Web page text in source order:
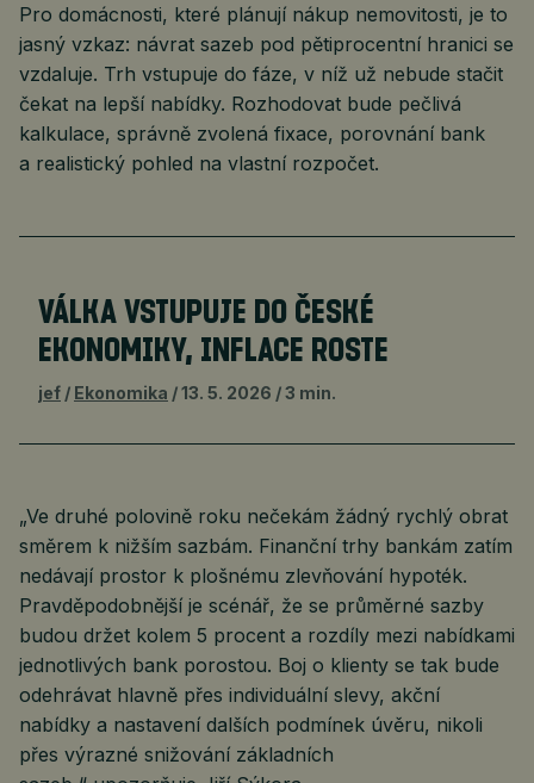
Pro domácnosti, které plánují nákup nemovitosti, je to
jasný vzkaz: návrat sazeb pod pětiprocentní hranici se
vzdaluje. Trh vstupuje do fáze, v níž už nebude stačit
čekat na lepší nabídky. Rozhodovat bude pečlivá
kalkulace, správně zvolená fixace, porovnání bank
a realistický pohled na vlastní rozpočet.
VÁLKA VSTUPUJE DO ČESKÉ
EKONOMIKY, INFLACE ROSTE
jef Ekonomika 13. 5. 2026 3 min.
„Ve druhé polovině roku nečekám žádný rychlý obrat
směrem k nižším sazbám. Finanční trhy bankám zatím
nedávají prostor k plošnému zlevňování hypoték.
Pravděpodobnější je scénář, že se průměrné sazby
budou držet kolem 5 procent a rozdíly mezi nabídkami
jednotlivých bank porostou. Boj o klienty se tak bude
odehrávat hlavně přes individuální slevy, akční
nabídky a nastavení dalších podmínek úvěru, nikoli
přes výrazné snižování základních